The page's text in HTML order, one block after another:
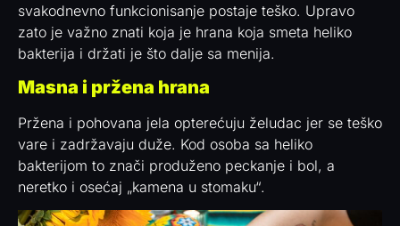
svakodnevno funkcionisanje postaje teško. Upravo
zato je važno znati koja je hrana koja smeta heliko
bakterija i držati je što dalje sa menija.
Masna i pržena hrana
Pržena i pohovana jela opterećuju želudac jer se teško
vare i zadržavaju duže. Kod osoba sa heliko
bakterijom to znači produženo peckanje i bol, a
neretko i osećaj „kamena u stomaku“.